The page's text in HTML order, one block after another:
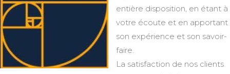
entière disposition, en étant à
votre écoute et en apportant
son expérience et son savoir-
faire.
La satisfaction de nos clients